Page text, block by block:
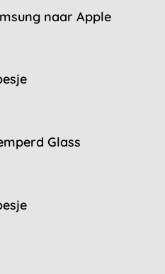
naar Apple
Glass